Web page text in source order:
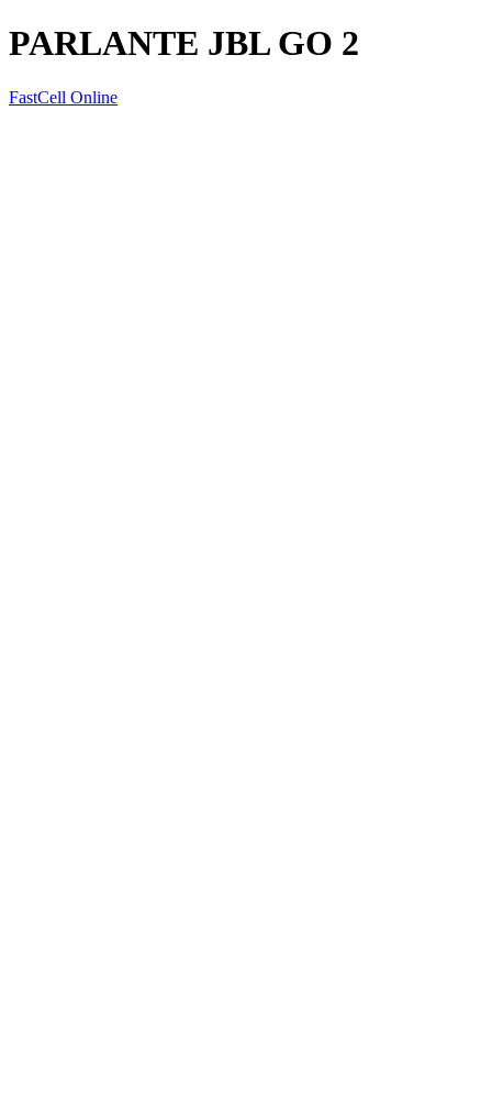
PARLANTE JBL GO 2
FastCell Online